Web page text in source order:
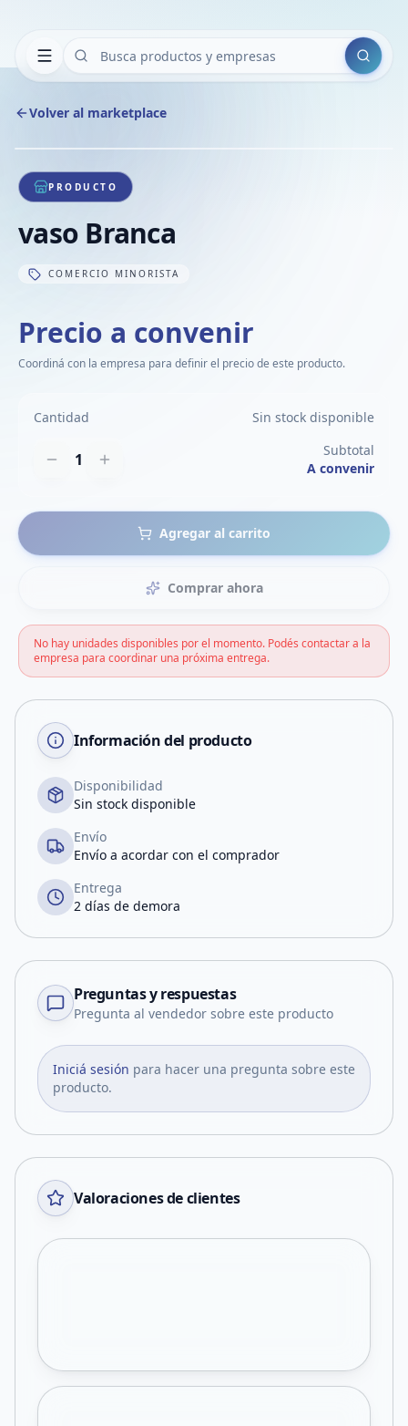
Buscar
Volver al marketplace
1/1
PRODUCTO
vaso Branca
COMERCIO MINORISTA
Precio a convenir
Coordiná con la empresa para definir el precio de este producto.
Cantidad Sin stock disponible
1
Subtotal
A convenir
Agregar al carrito
Comprar ahora
No hay unidades disponibles por el momento. Podés contactar a la
empresa para coordinar una próxima entrega.
Información del producto
Disponibilidad
Sin stock disponible
Envío
Envío a acordar con el comprador
Entrega
2 días de demora
Preguntas y respuestas
Pregunta al vendedor sobre este producto
Iniciá sesión para hacer una pregunta sobre este
producto.
Valoraciones de clientes